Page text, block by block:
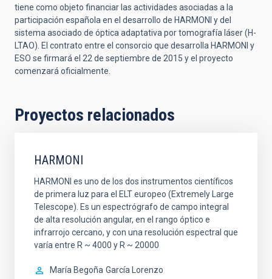
tiene como objeto financiar las actividades asociadas a la
participación española en el desarrollo de HARMONI y del
sistema asociado de óptica adaptativa por tomografía láser (H-
LTAO). El contrato entre el consorcio que desarrolla HARMONI y
ESO se firmará el 22 de septiembre de 2015 y el proyecto
comenzará oficialmente.
Proyectos relacionados
HARMONI
HARMONI es uno de los dos instrumentos científicos
de primera luz para el ELT europeo (Extremely Large
Telescope). Es un espectrógrafo de campo integral
de alta resolución angular, en el rango óptico e
infrarrojo cercano, y con una resolución espectral que
varía entre R ~ 4000 y R ~ 20000
María Begoña García Lorenzo